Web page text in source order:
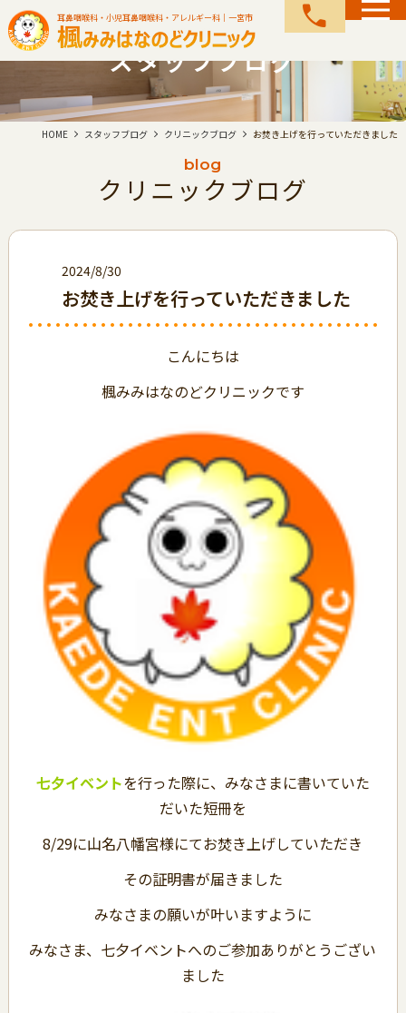
耳鼻咽喉科・小児耳鼻咽喉科・アレルギー科｜一宮市 call
スタッフブログ
HOME スタッフブログ クリニックブログ お焚き上げを行っていただきました
blog
クリニックブログ
2024/8/30
お焚き上げを行っていただきました
こんにちは
楓みみはなのどクリニックです
七夕イベントを行った際に、みなさまに書いていた
だいた短冊を
8/29に山名八幡宮様にてお焚き上げしていただき
その証明書が届きました
みなさまの願いが叶いますように
みなさま、七夕イベントへのご参加ありがとうござい
ました